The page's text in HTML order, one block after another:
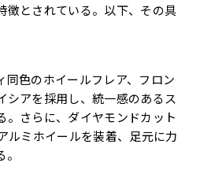
徴とされている。以下、その具
同色のホイールフレア、フロン
シアを採用し、統一感のあるス
。さらに、ダイヤモンドカット
ルミホイールを装着、足元に力